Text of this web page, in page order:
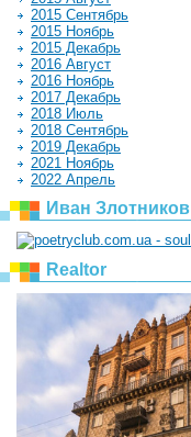
2015 Сентябрь
2015 Ноябрь
2015 Декабрь
2016 Август
2016 Ноябрь
2017 Декабрь
2018 Июль
2018 Сентябрь
2019 Декабрь
2021 Ноябрь
2022 Апрель
Иван Злотников
Realtor